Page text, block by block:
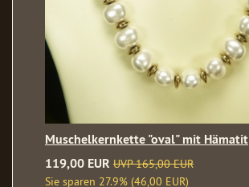
Muschelkernkette "oval" mit Hämatit
119,00 EUR UVP 165,00 EUR
Sie sparen 27.9% (46,00 EUR)